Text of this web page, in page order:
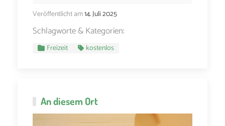
Veröffentlicht am14. Juli 2025
Schlagworte & Kategorien:
Freizeit kostenlos
An diesem Ort